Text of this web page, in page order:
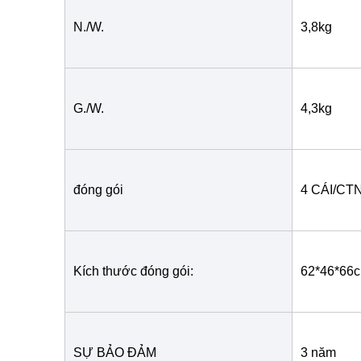
N./W. 3,8kg
G./W. 4,3kg
đóng gói 4 CÁI/
Kích thước đóng gói:
SỰ BẢO ĐẢM 3 năm